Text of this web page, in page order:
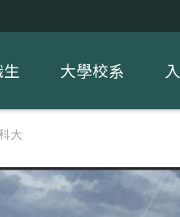
生 大學校系
大